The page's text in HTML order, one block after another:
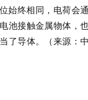
终相同，电荷会
池接触金属物体，
了导体。（来源：